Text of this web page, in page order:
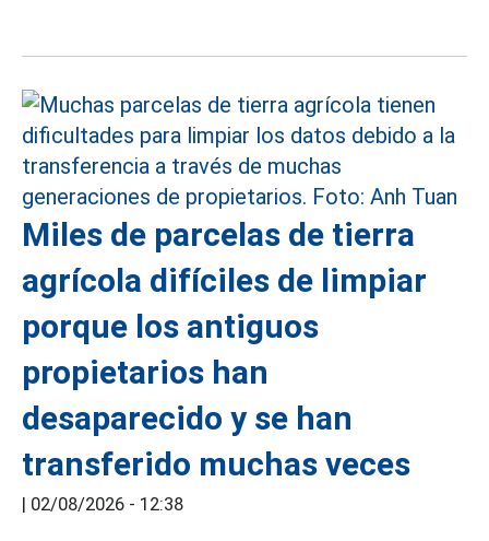
Miles de parcelas de tierra
agrícola difíciles de limpiar
porque los antiguos
propietarios han
desaparecido y se han
transferido muchas veces
| 02/08/2026 - 12:38